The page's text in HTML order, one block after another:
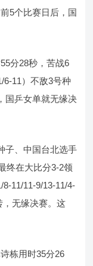
5个比赛日后，国
分28秒，苦战6
6-11）不敌3号种
国乒女单就无缘决
子、中国台北选手
终在大比分3-2领
11/11-9/13-11/4-
，无缘决赛。这
栋用时35分26